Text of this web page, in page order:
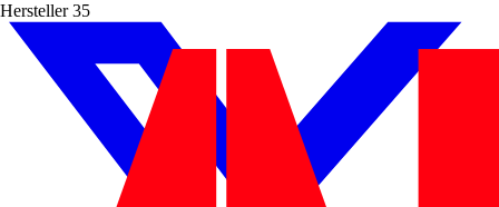
Hersteller 35